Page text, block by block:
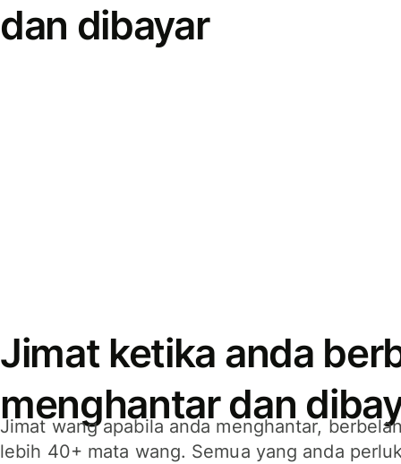
dan dibayar
Jimat ketika anda
menghantar dan
Jimat wang apabila anda menghantar,
lebih 40+ mata wang. Semua yang anda